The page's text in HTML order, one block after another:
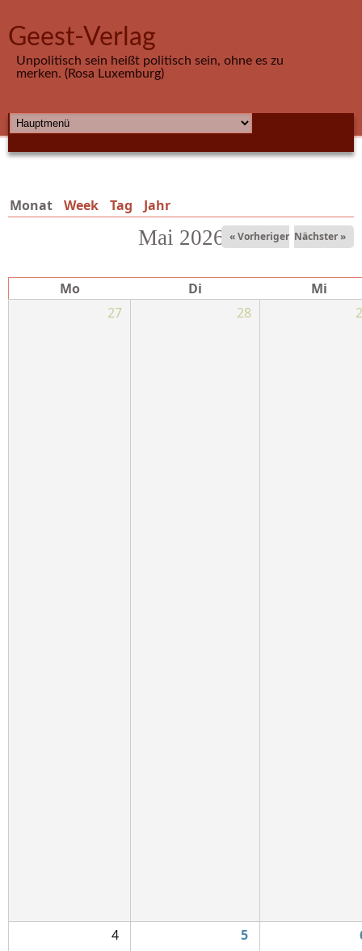
Geest-Verlag
Unpolitisch sein heißt politisch sein, ohne es zu
merken. (Rosa Luxemburg)
HAUPTMENÜ
Monat (aktiver Reiter)
Week Tag Jahr
Mai 2026 « Vorheriger Nächster »
Mo Di
Mi
27
28
4 5